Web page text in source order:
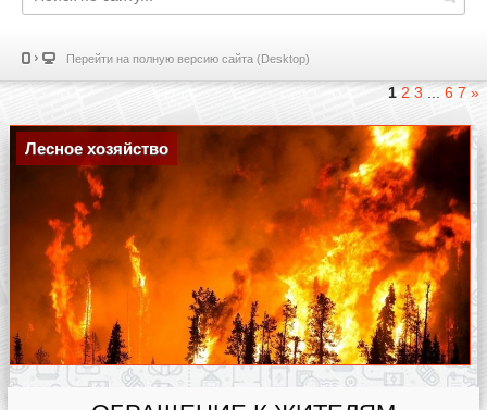
Перейти на полную версию сайта (Desktop)
1 2 3 ... 6 7 »
Лесное хозяйство